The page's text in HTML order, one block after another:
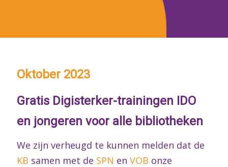
Oktober 2023
Gratis Digisterker-trainingen IDO
en jongeren voor alle bibliotheken
We zijn verheugd te kunnen melden dat de
KB samen met de SPN en VOB onze